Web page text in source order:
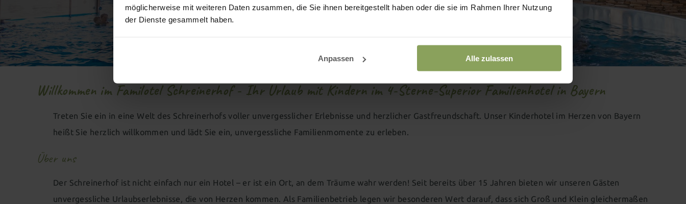
möglicherweise mit weiteren Daten zusammen, die Sie ihnen bereitgestellt haben oder die sie im Rahmen Ihrer Nutzung
der Dienste gesammelt haben.
Anpassen Alle zulassen
Willkommen im Familotel Schreinerhof - Ihr Urlaub mit Kindern im 4-Sterne-Superior Familienhotel in Bayern
Treten Sie ein in eine Welt des Schreinerhofs voller unvergesslicher Erlebnisse und herzlicher Gastfreundschaft. Unser Kinderhotel im Herzen von Bayern
heißt Sie herzlich willkommen und lädt Sie ein, unvergessliche Familienmomente zu erleben.
Über uns
Der Schreinerhof ist nicht einfach nur ein Hotel – er ist ein Ort, an dem Träume wahr werden! Seit bereits über 15 Jahren bieten wir unseren Gästen
unvergessliche Urlaubserlebnisse, die von Herzen kommen. Als Familienbetrieb legen wir besonderen Wert darauf, dass sich Groß und Klein gleichermaßen